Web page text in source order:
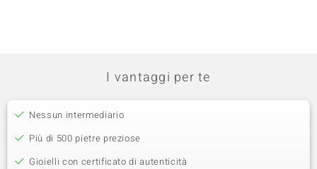
I vantaggi per te
Nessun intermediario
Più di 500 pietre preziose
Gioielli con certificato di autenticità